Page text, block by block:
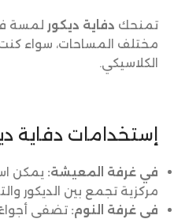
تمنحك دفاية ديكور لمسة
مختلف المساحات، سواء
الكلاسيكي.
إستخدامات دفاية
في غرفة المعيشة: يمكن
مركزية تجمع بين الديكور
في غرفة النوم: تضفي